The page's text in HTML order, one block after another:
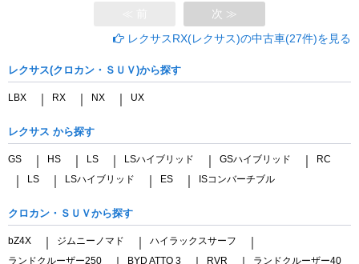
次 ≫
レクサスRX(レクサス)の中古車(27件)を見る
レクサス(クロカン・ＳＵＶ)から探す
LBX RX NX UX
レクサス から探す
GS HS LS LSハイブリッド GSハイブリッド RC
LS LSハイブリッド ES ISコンバーチブル
クロカン・ＳＵＶから探す
bZ4X ジムニーノマド ハイラックスサーフ
ランドクルーザー250 BYD ATTO 3 RVR ランドクルーザー40